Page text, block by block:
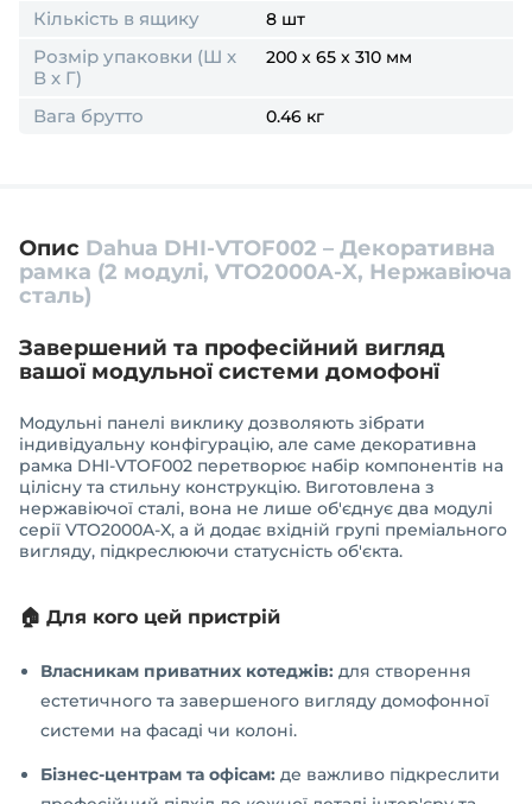
Кількість в ящику 8 шт
Розмір упаковки (Ш х
В х Г)
200 x 65 x 310 мм
Вага брутто 0.46 кг
Опис Dahua DHI-VTOF002 – Декоративна
рамка (2 модулі, VTO2000A-X, Нержавіюча
сталь)
Завершений та професійний вигляд
вашої модульної системи домофонї
Модульні панелі виклику дозволяють зібрати
індивідуальну конфігурацію, але саме декоративна
рамка DHI-VTOF002 перетворює набір компонентів на
цілісну та стильну конструкцію. Виготовлена з
нержавіючої сталі, вона не лише об'єднує два модулі
серії VTO2000A-X, а й додає вхідній групі преміального
вигляду, підкреслюючи статусність об'єкта.
🏠 Для кого цей пристрій
Власникам приватних котеджів: для створення
естетичного та завершеного вигляду домофонної
системи на фасаді чи колоні.
Бізнес-центрам та офісам: де важливо підкреслити